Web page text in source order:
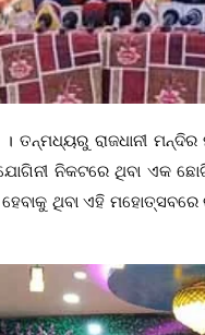
ତନ୍ମଧ୍ୟରୁ ରାଜଧାନୀ
ନିକଟରେ ଥିବା ଏକ
ଥିବା ଏହି